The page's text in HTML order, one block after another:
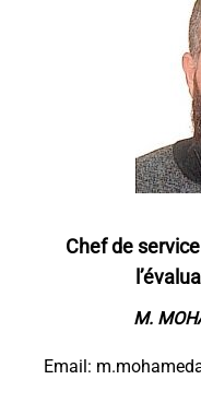
Chef de
M.
Email: